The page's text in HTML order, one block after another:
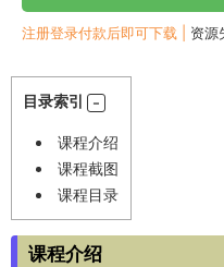
注册登录付款后即可下载 | 资源
目录索引
课程介绍
课程截图
课程目录
课程介绍